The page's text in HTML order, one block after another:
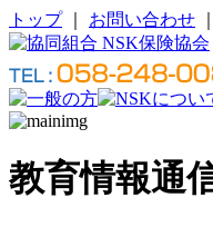
トップ｜ お問い合わせ
教育情報通